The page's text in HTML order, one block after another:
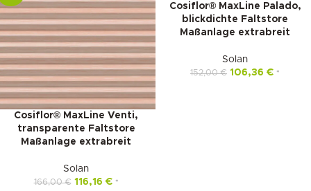
Cosiflor® MaxLine Venti,
transparente Faltstore
Maßanlage extrabreit
Solan
166,00€ 116,16 € *
Cosiflor® MaxLine Palado,
blickdichte Faltstore
Maßanlage extrabreit
Solan
152,00€ 106,36 € *